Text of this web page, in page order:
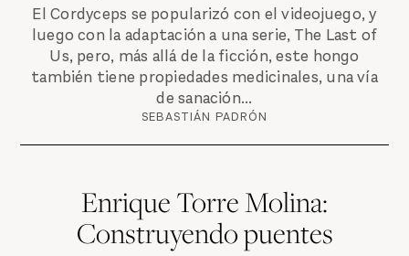
El Cordyceps se popularizó con el videojuego, y
luego con la adaptación a una serie, The Last of
Us, pero, más allá de la ficción, este hongo
también tiene propiedades medicinales, una vía
de sanación...
SEBASTIÁN PADRÓN
Enrique Torre Molina:
Construyendo puentes